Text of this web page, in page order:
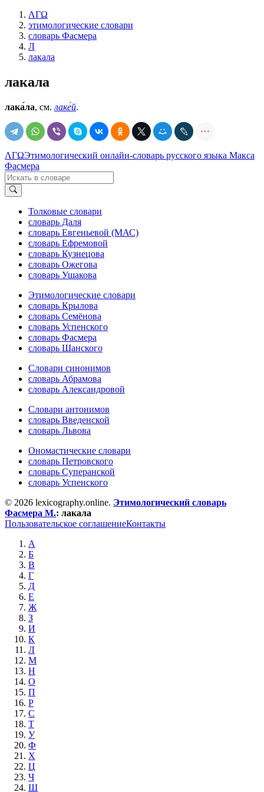
ΛΓΩ
этимологические словари
словарь Фасмера
Л
лакала
лакала
лака́ла, см. лаке́й.
ΛΓΩЭтимологический онлайн-словарь русского языка Макса
Фасмера
Толковые словари
словарь Даля
словарь Евгеньевой (МАС)
словарь Ефремовой
словарь Кузнецова
словарь Ожегова
словарь Ушакова
Этимологические словари
словарь Крылова
словарь Семёнова
словарь Успенского
словарь Фасмера
словарь Шанского
Словари синонимов
словарь Абрамова
словарь Александровой
Словари антонимов
словарь Введенской
словарь Львова
Ономастические словари
словарь Петровского
словарь Суперанской
словарь Успенского
© 2026 lexicography.online. Этимологический словарь
Фасмера М.: лакала
Пользовательское соглашениеКонтакты
А
Б
В
Г
Д
Е
Ж
З
И
К
Л
М
Н
О
П
Р
С
Т
У
Ф
Х
Ц
Ч
Ш